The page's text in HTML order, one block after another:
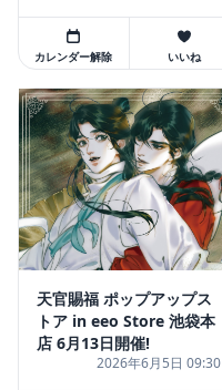
カレンダー解除 いいね
天官賜福 ポップアップス
トア in eeo Store 池袋本
店 6月13日開催!
2026年6月5日 09:30